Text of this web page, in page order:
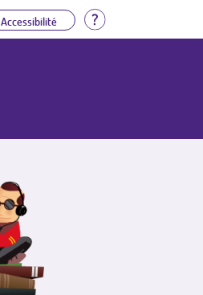
Accessibilité Aide